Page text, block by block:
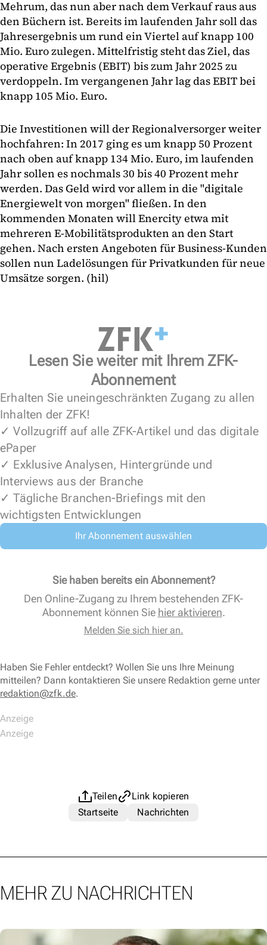
Mehrum, das nun aber nach dem Verkauf raus aus
den Büchern ist. Bereits im laufenden Jahr soll das
Jahresergebnis um rund ein Viertel auf knapp 100
Mio. Euro zulegen. Mittelfristig steht das Ziel, das
operative Ergebnis (EBIT) bis zum Jahr 2025 zu
verdoppeln. Im vergangenen Jahr lag das EBIT bei
knapp 105 Mio. Euro.
Die Investitionen will der Regionalversorger weiter
hochfahren: In 2017 ging es um knapp 50 Prozent
nach oben auf knapp 134 Mio. Euro, im laufenden
Jahr sollen es nochmals 30 bis 40 Prozent mehr
werden. Das Geld wird vor allem in die "digitale
Energiewelt von morgen" fließen. In den
kommenden Monaten will Enercity etwa mit
mehreren E-Mobilitätsprodukten an den Start
gehen. Nach ersten Angeboten für Business-Kunden
sollen nun Ladelösungen für Privatkunden für neue
Umsätze sorgen. (hil)
Lesen Sie weiter mit Ihrem ZFK-
Abonnement
Erhalten Sie uneingeschränkten Zugang zu allen
Inhalten der ZFK!
✓ Vollzugriff auf alle ZFK-Artikel und das digitale
ePaper
✓ Exklusive Analysen, Hintergründe und
Interviews aus der Branche
✓ Tägliche Branchen-Briefings mit den
wichtigsten Entwicklungen
Ihr Abonnement auswählen
Sie haben bereits ein Abonnement?
Den Online-Zugang zu Ihrem bestehenden ZFK-
Abonnement können Sie hier aktivieren.
Melden Sie sich hier an.
Haben Sie Fehler entdeckt? Wollen Sie uns Ihre Meinung
mitteilen? Dann kontaktieren Sie unsere Redaktion gerne unter
redaktion@zfk.de.
Teilen
Link kopieren
Startseite
Nachrichten
MEHR ZU NACHRICHTEN